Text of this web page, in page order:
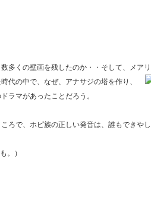
多くの壁画を残したのか・・そして、メアリ
代の中で、なぜ、アナサジの塔を作り、
ラマがあったことだろう。
ろで、ホピ族の正しい発音は、誰もできやし
。）